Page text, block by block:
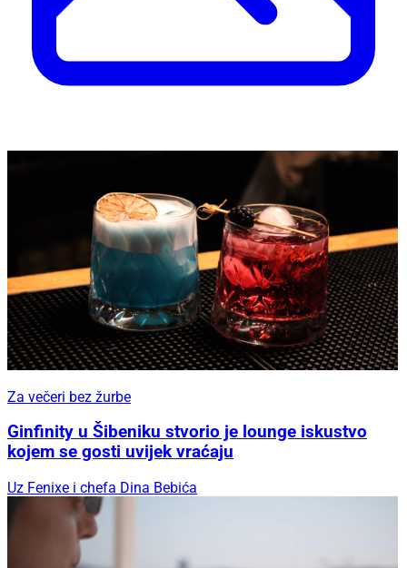
Za večeri bez žurbe
Ginfinity u Šibeniku stvorio je lounge iskustvo
kojem se gosti uvijek vraćaju
Uz Fenixe i chefa Dina Bebića